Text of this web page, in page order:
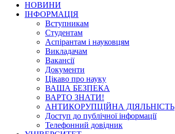
НОВИНИ
ІНФОРМАЦІЯ
Вступникам
Студентам
Аспірантам і науковцям
Викладачам
Вакансії
Документи
Цікаво про науку
ВАША БЕЗПЕКА
ВАРТО ЗНАТИ!
АНТИКОРУПЦІЙНА ДІЯЛЬНІСТЬ
Доступ до публічної інформації
Телефонний довідник